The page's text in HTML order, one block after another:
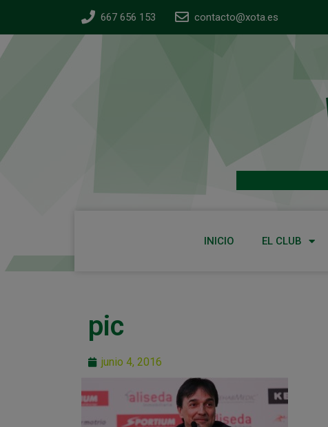
667 656 153 contacto@xota.es
INICIO EL CLUB
pic
junio 4, 2016